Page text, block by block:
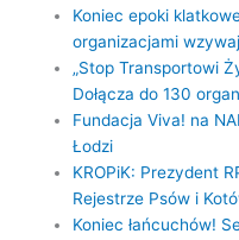
Koniec epoki
organizacjami
„Stop Transportowi
Dołącza do 130
Fundacja Viva! na
Łodzi
KROPiK: Prezydent
Rejestrze Psów i
Koniec łańcuchów!